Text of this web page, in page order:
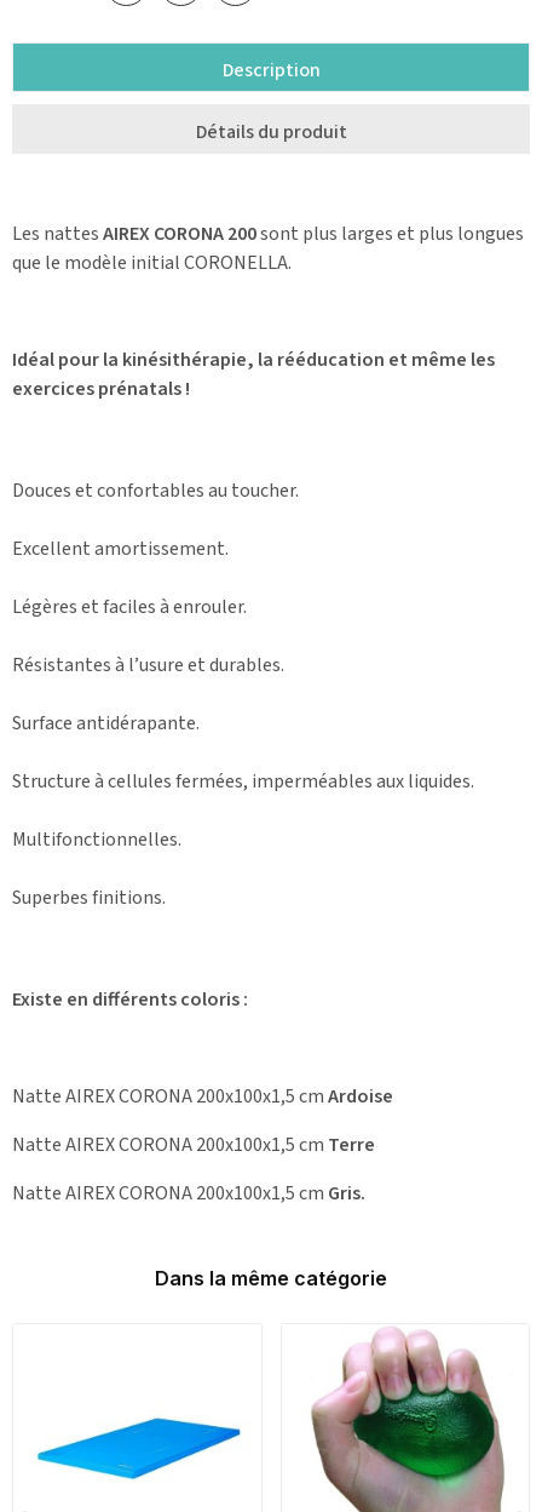
Description
Détails du produit
Les nattesAIREX CORONA 200sont plus larges et plus longues
que le modèle initial CORONELLA.
Idéal pour la kinésithérapie, la rééducation et même les
exercices prénatals !
Douces et confortables au toucher.
Excellent amortissement.
Légères et faciles à enrouler.
Résistantes à l’usure et durables.
Surface antidérapante.
Structure à cellules fermées, imperméables aux liquides.
Multifonctionnelles.
Superbes finitions.
Existe en différents coloris :
Natte AIREX CORONA 200x100x1,5 cmArdoise
Natte AIREX CORONA 200x100x1,5 cm Terre
Natte AIREX CORONA 200x100x1,5 cm Gris.
Dans la même catégorie